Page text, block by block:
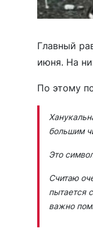
Главный
июня. На
По этому
большим
Это
Считаю
пытается
важно